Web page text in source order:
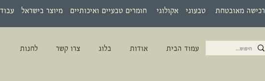
רכישה מאובטחת טבעוני אקולוגי חומרים טבעיים ואיכותיים מיוצר בישראל
עמוד הבית אודות בלוג צרו קשר לחנות